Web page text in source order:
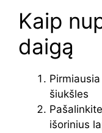
Kaip
daigą
šiukšles
išorinius